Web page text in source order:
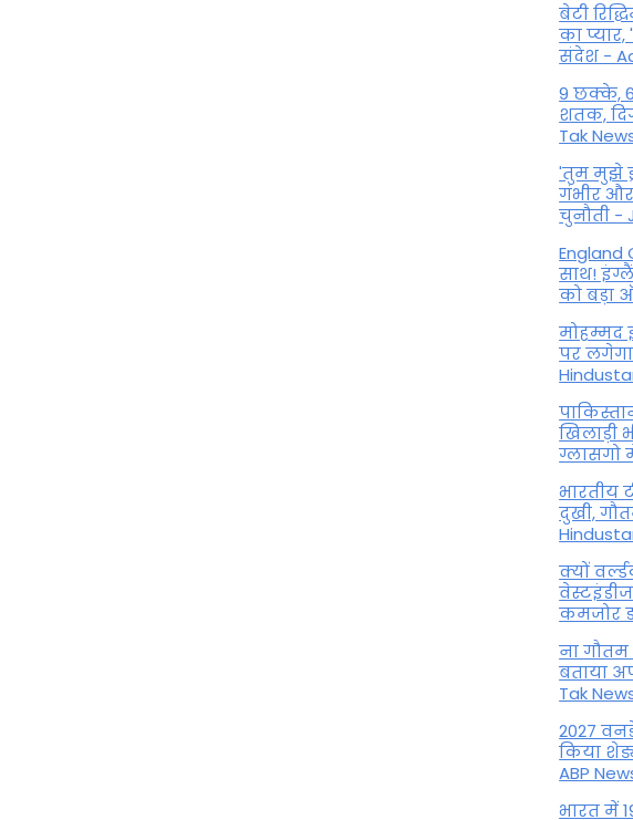
बेटी
का प्यार,
संदेश -
9 छक्के,
शतक,
Tak
'तुम मुझे
गंभीर
चुनौती -
England
साथ!
को बड़ा
मोहम्मद
पर
खिलाड़ी
ग्लासगो
भारतीय
दुखी,
क्यों
कमजोर
ना गौतम
बताया
Tak
2027
किया
ABP
भारत में